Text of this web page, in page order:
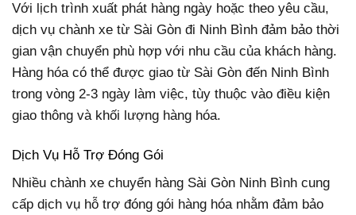
Với lịch trình xuất phát hàng ngày hoặc theo yêu cầu,
dịch vụ chành xe từ Sài Gòn đi Ninh Bình đảm bảo thời
gian vận chuyển phù hợp với nhu cầu của khách hàng.
Hàng hóa có thể được giao từ Sài Gòn đến Ninh Bình
trong vòng 2-3 ngày làm việc, tùy thuộc vào điều kiện
giao thông và khối lượng hàng hóa.
Dịch Vụ Hỗ Trợ Đóng Gói
Nhiều chành xe chuyển hàng Sài Gòn Ninh Bình cung
cấp dịch vụ hỗ trợ đóng gói hàng hóa nhằm đảm bảo